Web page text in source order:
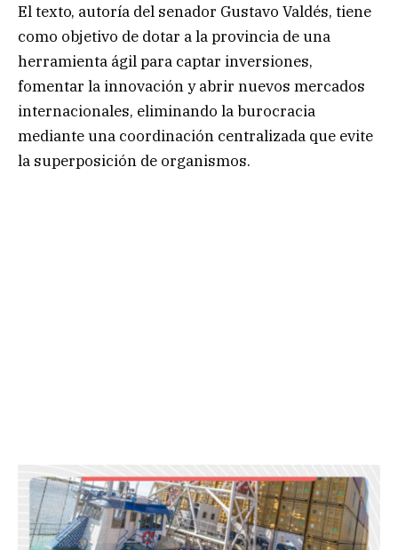
El texto, autoría del senador Gustavo Valdés, tiene
como objetivo de dotar a la provincia de una
herramienta ágil para captar inversiones,
fomentar la innovación y abrir nuevos mercados
internacionales, eliminando la burocracia
mediante una coordinación centralizada que evite
la superposición de organismos.